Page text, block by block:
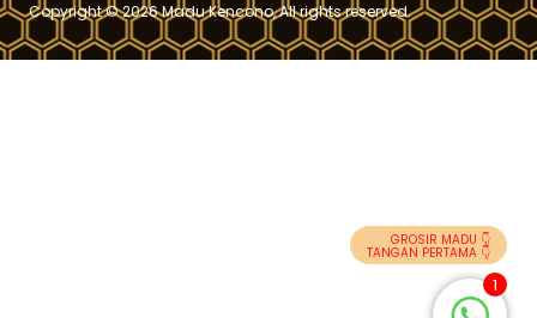
Copyright © 2026 Madu Kencono, All rights reserved.
GROSIR MADU 👇
TANGAN PERTAMA 👇
1